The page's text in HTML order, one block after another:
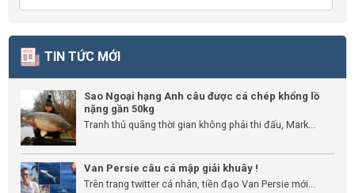
TIN TỨC MỚI
Sao Ngoại hạng Anh câu được cá chép khổng lồ
nặng gần 50kg
Tranh thủ quãng thời gian không phải thi đấu, Mark...
Van Persie câu cá mập giải khuây !
Trên trang twitter cá nhân, tiền đạo Van Persie mới...